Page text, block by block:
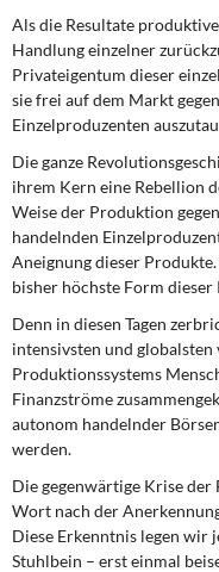
Als die Resultate
Handlung einzelner
Privateigentum dieser
sie frei auf dem Markt
Einzelproduzenten
Die ganze
ihrem Kern eine Rebellion
Weise der Produktion
handelnden
Aneignung dieser
bisher höchste Form dieser
Denn in diesen Tagen
intensivsten und
Produktionssystems
Finanzströme
autonom handelnder
werden.
Die gegenwärtige Krise
Wort nach der
Diese Erkenntnis legen wir
Stuhlbein – erst einmal